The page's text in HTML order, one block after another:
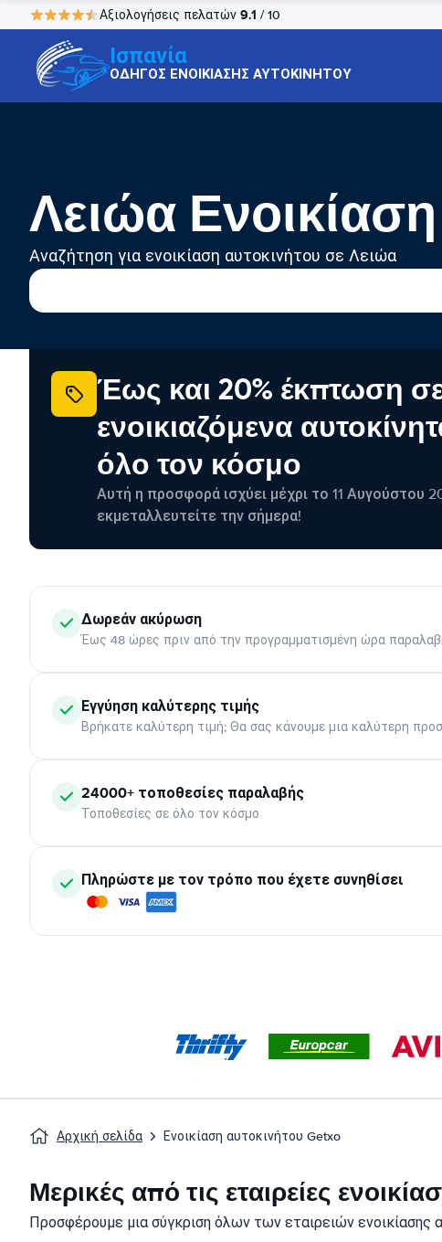
Αξιολογήσεις πελατών 9.1 / 10
Ισπανία
ΟΔΗΓΟΣ ΕΝΟΙΚΙΑΣΗΣ ΑΥΤΟΚΙΝΗΤΟΥ
Λειώα
Αναζήτηση για ενοικίαση αυτοκινήτου σε Λειώα
Έως και 20% έκπτωση
ενοικιαζόμενα
όλο τον κόσμο
Αυτή η προσφορά ισχύει μέχρι το 11 Αυγούστου
εκμεταλλευτείτε την σήμερα!
Δωρεάν ακύρωση
Έως 48 ώρες πριν από την προγραμματισμένη ώρα
Εγγύηση καλύτερης τιμής
Βρήκατε καλύτερη τιμή; Θα σας κάνουμε μια καλύτερη
24000+ τοποθεσίες παραλαβής
Τοποθεσίες σε όλο τον κόσμο
Πληρώστε με τον τρόπο που έχετε συνηθίσει
Αρχική σελίδα Ενοικίαση αυτοκινήτου Getxo
Μερικές από τις εταιρείες
Προσφέρουμε μια σύγκριση όλων των εταιρειών ενοικίασης